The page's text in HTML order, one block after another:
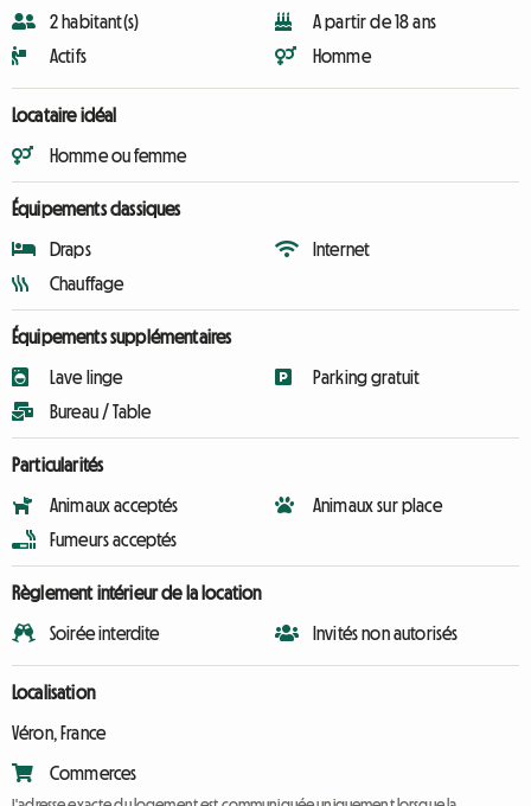
2 habitant(s)
Actifs
A partir de 18 ans
Homme
Locataire idéal
Homme ou femme
Équipements classiques
Draps
Chauffage
Internet
Équipements supplémentaires
Lave linge
Bureau / Table
Parking gratuit
Particularités
Animaux acceptés
Fumeurs acceptés
Animaux sur place
Règlement intérieur de la location
Soirée interdite Invités non autorisés
Localisation
Véron, France
Commerces